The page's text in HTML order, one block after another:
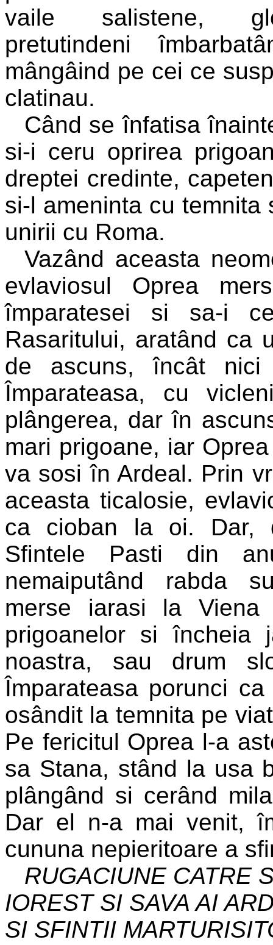
vaile salistene,
pretutindeni
mângâind pe cei ce
clatinau.
Când se înfatisa
si-i ceru oprirea
dreptei credinte,
si-l ameninta cu temnita
unirii cu Roma.
Vazând aceasta
evlaviosul Oprea
împaratesei si sa-i
Rasaritului, aratând ca
de ascuns, încât
Împarateasa, cu
plângerea, dar în
mari prigoane, iar
va sosi în Ardeal. Prin
aceasta ticalosie,
ca cioban la oi. Dar,
Sfintele Pasti din
nemaiputând rabda
merse iarasi la Viena
prigoanelor si încheia
noastra, sau drum
Împarateasa porunci
osândit la temnita pe
Pe fericitul Oprea l-a
sa Stana, stând la usa
plângând si cerând
Dar el n-a mai venit,
cununa nepieritoare a
RUGACIUNE CATRE
IOREST SI SAVA AI
SI SFINTII